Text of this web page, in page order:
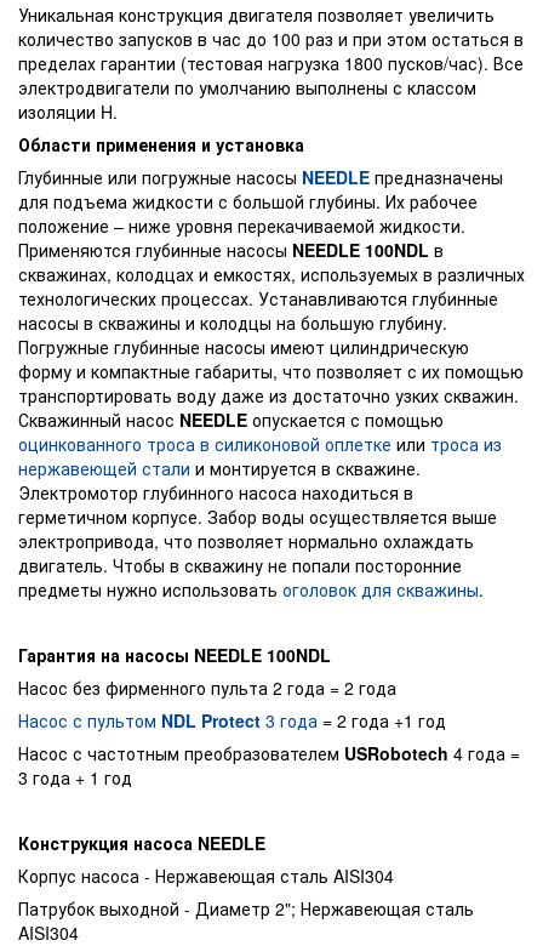
Уникальная конструкция двигателя позволяет увеличить
количество запусков в час до 100 раз и при этом остаться в
пределах гарантии (тестовая нагрузка 1800 пусков/час). Все
электродвигатели по умолчанию выполнены с классом
изоляции H.
Области применения и установка
Глубинные или погружные насосы NEEDLE предназначены
для подъема жидкости с большой глубины. Их рабочее
положение – ниже уровня перекачиваемой жидкости.
Применяются глубинные насосы NEEDLE 100NDL в
скважинах, колодцах и емкостях, используемых в различных
технологических процессах. Устанавливаются глубинные
насосы в скважины и колодцы на большую глубину.
Погружные глубинные насосы имеют цилиндрическую
форму и компактные габариты, что позволяет с их помощью
транспортировать воду даже из достаточно узких скважин.
Скважинный насос NEEDLE опускается с помощью
оцинкованного троса в силиконовой оплетке или троса из
нержавеющей стали и монтируется в скважине.
Электромотор глубинного насоса находиться в
герметичном корпусе. Забор воды осуществляется выше
электропривода, что позволяет нормально охлаждать
двигатель. Чтобы в скважину не попали посторонние
предметы нужно использовать оголовок для скважины.
Гарантия на насосы NEEDLE 100NDL
Насос без фирменного пульта 2 года = 2 года
Насос с пультом NDL Protect 3 года = 2 года +1 год
Насос с частотным преобразователем USRobotech 4 года =
3 года + 1 год
Конструкция насоса NEEDLE
Корпус насоса - Нержавеющая сталь AISI304
Патрубок выходной - Диаметр 2"; Нержавеющая сталь
AISI304